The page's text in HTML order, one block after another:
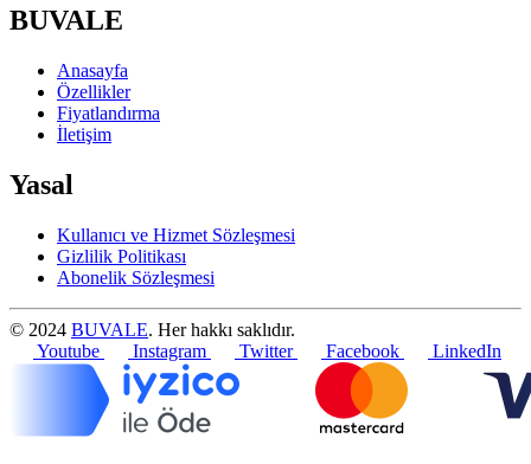
BUVALE
Anasayfa
Özellikler
Fiyatlandırma
İletişim
Yasal
Kullanıcı ve Hizmet Sözleşmesi
Gizlilik Politikası
Abonelik Sözleşmesi
© 2024 BUVALE. Her hakkı saklıdır.
Youtube
Instagram Twitter Facebook LinkedIn